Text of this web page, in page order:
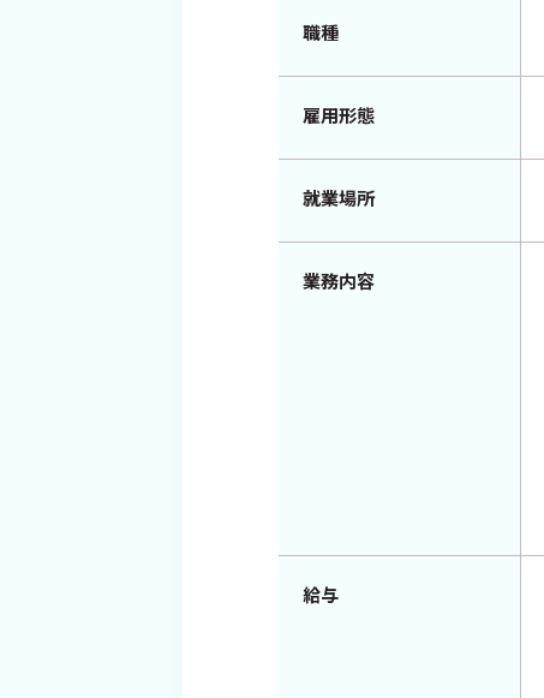
職種
雇用形態
就業場所
業務内容
給与